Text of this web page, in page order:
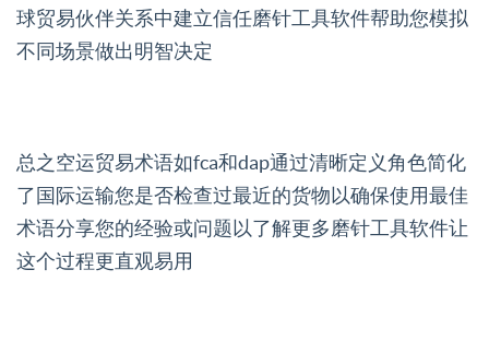
球贸易伙伴关系中建立信任磨针工具软件帮助您模拟
不同场景做出明智决定
总之空运贸易术语如fca和dap通过清晰定义角色简化
了国际运输您是否检查过最近的货物以确保使用最佳
术语分享您的经验或问题以了解更多磨针工具软件让
这个过程更直观易用